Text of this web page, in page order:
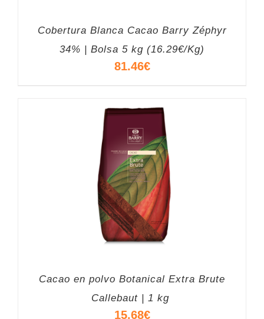
Cobertura Blanca Cacao Barry Zéphyr
34% | Bolsa 5 kg (16.29€/Kg)
81.46€
Cacao en polvo Botanical Extra Brute
Callebaut | 1 kg
15.68€